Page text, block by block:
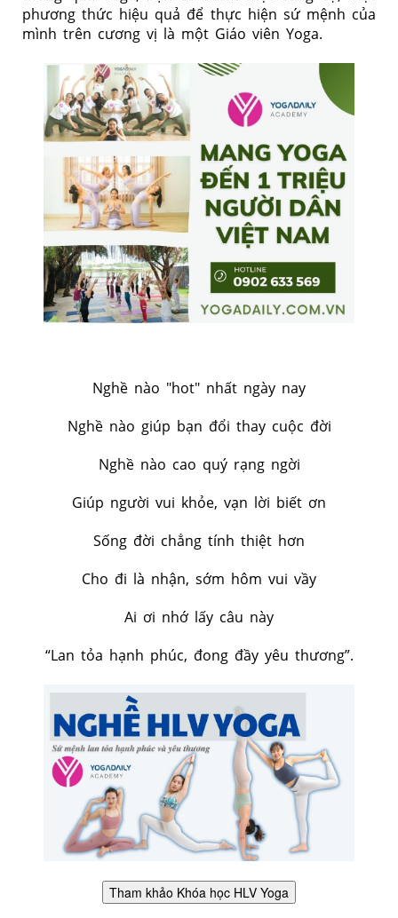
phương thức hiệu quả để thực hiện sứ mệnh của
mình trên cương vị là một Giáo viên Yoga.
Nghề nào "hot" nhất ngày nay
Nghề nào giúp bạn đổi thay cuộc đời
Nghề nào cao quý rạng ngời
Giúp người vui khỏe, vạn lời biết ơn
Sống đời chẳng tính thiệt hơn
Cho đi là nhận, sớm hôm vui vầy
Ai ơi nhớ lấy câu này
“Lan tỏa hạnh phúc, đong đầy yêu thương”.